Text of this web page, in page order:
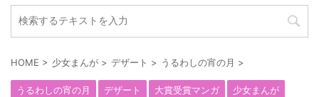
HOME > 少女まんが > デザート > うるわしの宵の月 >
うるわしの宵の月 デザート 大賞受賞マンガ 少女まんが